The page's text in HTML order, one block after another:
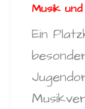
Musik
Ein